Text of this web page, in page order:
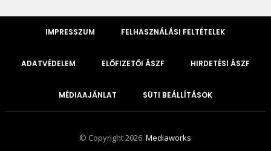
IMPRESSZUM FELHASZNÁLÁSI FELTÉTELEK
ADATVÉDELEM ELŐFIZETŐI ÁSZF HIRDETÉSI ÁSZF
MÉDIAAJÁNLAT SÜTI BEÁLLÍTÁSOK
© Copyright 2026.Mediaworks